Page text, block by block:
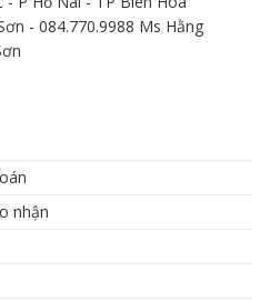
- 084.770.9988 Ms Hằng
nhận